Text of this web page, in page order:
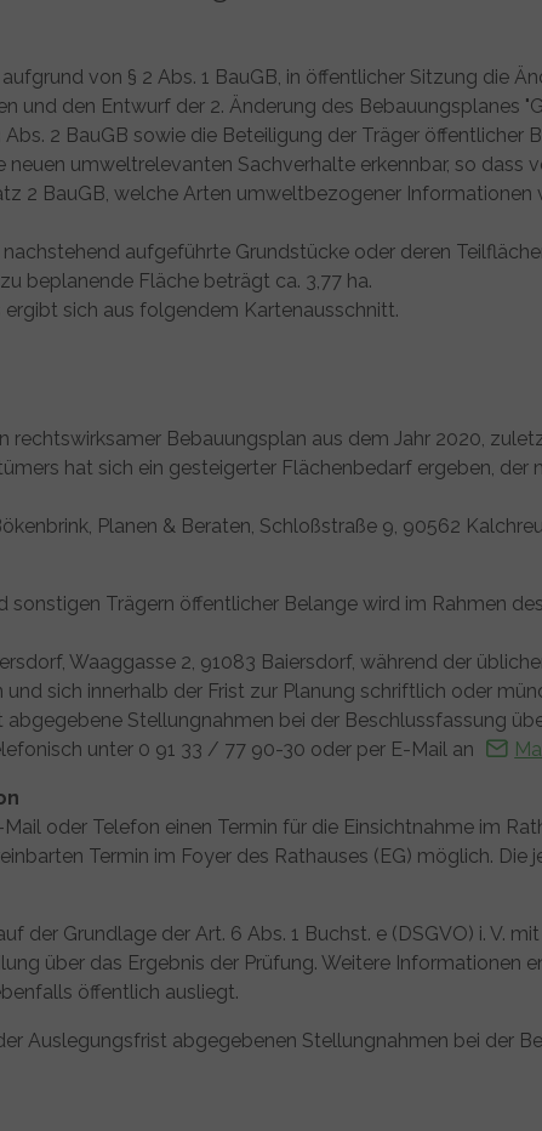
von § 2 Abs. 1 BauGB, in öffentlicher Sitzung die
und den Entwurf der 2. Änderung des Bebauungsplanes
2 BauGB sowie die Beteiligung der Träger öffentlicher
neuen umweltrelevanten Sachverhalte erkennbar, so
2 BauGB, welche Arten umweltbezogener
aufgeführte Grundstücke oder deren
beplanende Fläche beträgt ca. 3,77 ha.
sich aus folgendem Kartenausschnitt.
rechtswirksamer Bebauungsplan aus dem Jahr 2020,
hat sich ein gesteigerter Flächenbedarf ergeben,
Planen & Beraten, Schloßstraße 9, 90562
sonstigen Trägern öffentlicher Belange wird im Rahmen
Waaggasse 2, 91083 Baiersdorf, während der
sich innerhalb der Frist zur Planung schriftlich oder
Stellungnahmen bei der Beschlussfassung
unter 0 91 33 / 77 90-30 oder per E-Mail an
oder Telefon einen Termin für die Einsichtnahme im
Termin im Foyer des Rathauses (EG) möglich.
der Grundlage der Art. 6 Abs. 1 Buchst. e (DSGVO) i. V.
über das Ergebnis der Prüfung. Weitere
öffentlich ausliegt.
Auslegungsfrist abgegebenen Stellungnahmen bei der